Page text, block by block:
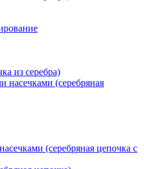
из серебра)
(серебряная цепочка с